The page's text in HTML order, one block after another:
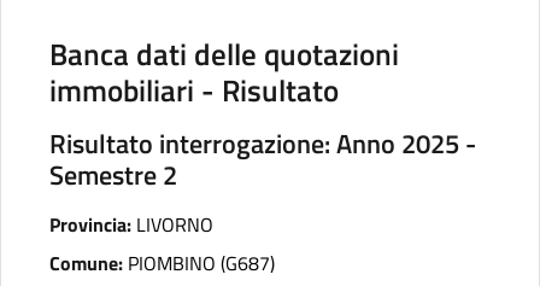
Banca dati delle quotazioni
immobiliari - Risultato
Risultato interrogazione: Anno 2025 -
Semestre 2
Provincia: LIVORNO
Comune: PIOMBINO (G687)